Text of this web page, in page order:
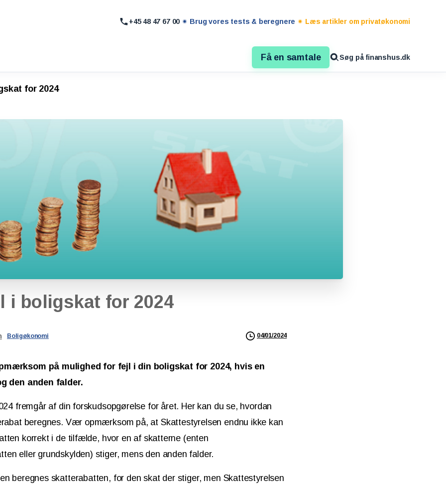
+45 48 47 67 00 Brug vores tests & beregnere Læs artikler om privatøkonomi
Få en samtale Søg på finanshus.dk
for 2024
i boligskat for 2024
Boligøkonomi 04/01/2024
på mulighed for fejl i din boligskat for 2024, hvis en
den anden falder.
fremgår af din forskudsopgørelse for året. Her kan du se, hvordan
beregnes. Vær opmærksom på, at Skattestyrelsen endnu ikke kan
korrekt i de tilfælde, hvor en af skatterne (enten
eller grundskylden) stiger, mens den anden falder.
beregnes skatterabatten, for den skat der stiger, men Skattestyrelsen